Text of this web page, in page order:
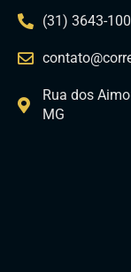
(31) 3643-
Rua dos
MG